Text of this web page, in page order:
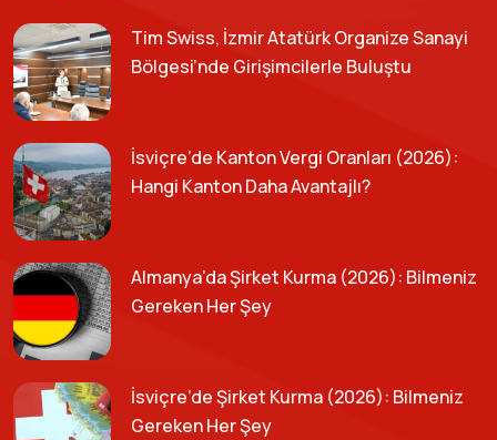
Tim Swiss, İzmir Atatürk Organize Sanayi
Bölgesi’nde Girişimcilerle Buluştu
İsviçre’de Kanton Vergi Oranları (2026):
Hangi Kanton Daha Avantajlı?
Almanya’da Şirket Kurma (2026): Bilmeniz
Gereken Her Şey
İsviçre’de Şirket Kurma (2026): Bilmeniz
Gereken Her Şey